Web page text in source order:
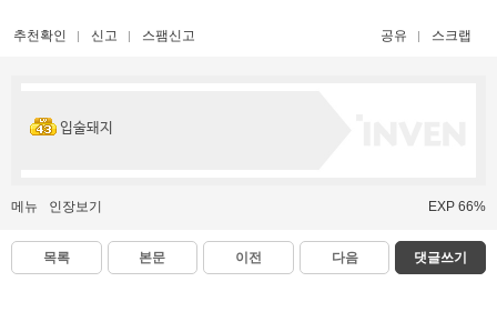
추천확인 신고 스팸신고 공유 스크랩
입술돼지
메뉴 인장보기 EXP 66%
목록 본문 이전 다음 댓글쓰기